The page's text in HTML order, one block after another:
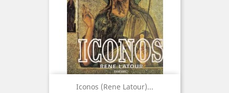
Iconos (Rene Latour)...